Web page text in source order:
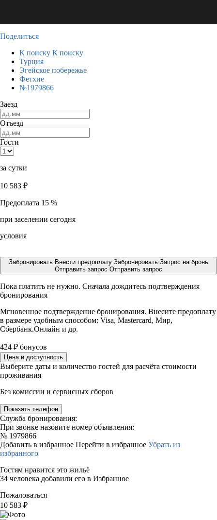
Поделиться
К поиску К поиску
Турция
Эгейское побережье
Фетхие
№1979866
Заезд
Отъезд
Гости
за сутки
10 583 ₽
Предоплата 15 %
при заселении сегодня
условия
Забронировать Внести предоплату Забронировать Запрос на бронь
Отправить запрос Отправить запрос
Пока платить не нужно. Сначала дождитесь подтверждения
бронирования
Мгновенное подтверждение бронирования. Внесите предоплату
в размере удобным способом: Visa, Mastercard, Мир,
Сбербанк.Онлайн и др.
424 ₽ бонусов
Цена и доступность
Выберите даты и количество гостей для расчёта стоимости
проживания
Без комиссии и сервисных сборов
Показать телефон
Служба бронирования:
При звонке назовите номер объявления:
№ 1979866
Добавить в избранное Перейти в избранное Убрать из
избранного
Гостям нравится это жильё
34 человека добавили его в Избранное
Пожаловаться
10 583 ₽